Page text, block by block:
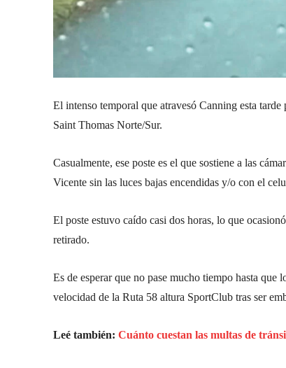
El intenso temporal que atravesó Canning esta
Saint Thomas Norte/Sur.
Casualmente, ese poste es el que sostiene a las
Vicente sin las luces bajas encendidas y/o con el
El poste estuvo caído casi dos horas, lo que
retirado.
Es de esperar que no pase mucho tiempo hasta que
velocidad de la Ruta 58 altura SportClub tras ser
Leé también: Cuánto cuestan las multas de